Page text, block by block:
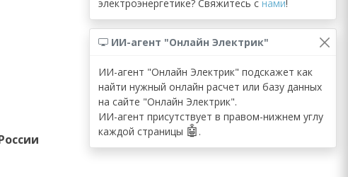
электроэнергетике? Свяжитесь с нами!
ИИ-агент "Онлайн Электрик"
ИИ-агент "Онлайн Электрик" подскажет как
найти нужный онлайн расчет или базу данных
на сайте "Онлайн Электрик".
ИИ-агент присутствует в правом-нижнем углу
каждой страницы 🤖 .